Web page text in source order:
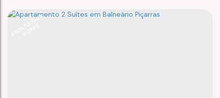
P
R
O
N
O
P
A
R
A
M
O
R
A